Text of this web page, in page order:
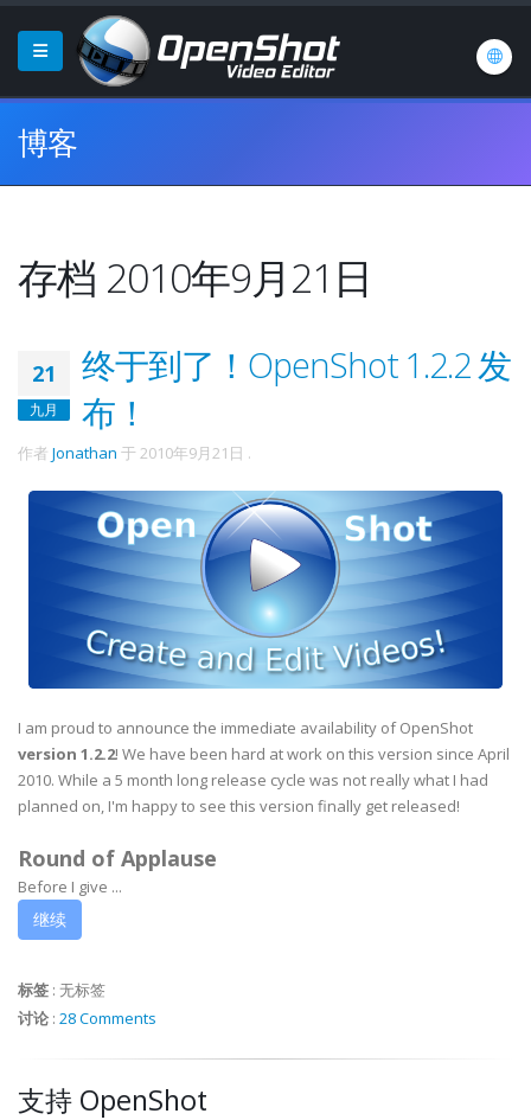
博客
存档 2010年9月21日
21
九月
终于到了！OpenShot 1.2.2 发
布！
作者 Jonathan 于 2010年9月21日 .
I am proud to announce the immediate availability of OpenShot
version 1.2.2! We have been hard at work on this version since April
2010. While a 5 month long release cycle was not really what I had
planned on, I'm happy to see this version finally get released!
Round of Applause
Before I give ...
继续
标签 : 无标签
讨论 : 28 Comments
支持 OpenShot